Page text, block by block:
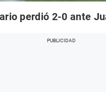
perdió 2-0 ante